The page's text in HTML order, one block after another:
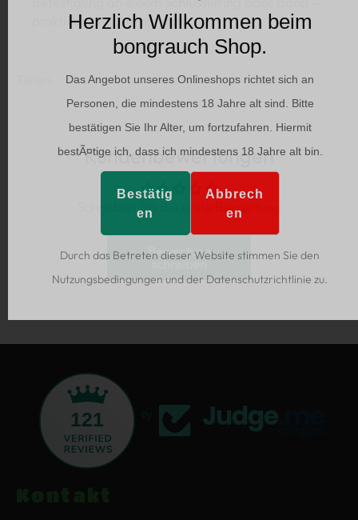
praktisch zum Aufhängen.
Kundenbewertungen
Schreiben Sie die erste Bewertung
Bewertung
schreiben
121
Herzlich Willkommen beim
bongrauch Shop.
Das Angebot unseres Onlineshops richtet sich an
Personen, die mindestens 18 Jahre alt sind. Bitte
bestätigen Sie Ihr Alter, um fortzufahren. Hiermit
bestÃ¤tige ich, dass ich mindestens 18 Jahre alt bin.
Bestätig
en
Abbrech
en
Durch das Betreten dieser Website stimmen Sie den
Nutzungsbedingungen und der Datenschutzrichtlinie zu.